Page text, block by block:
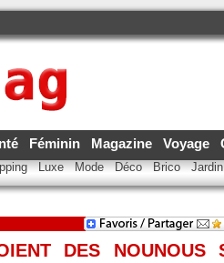
Féminin Magazine Voyage
Luxe Mode Déco Brico
DES NOUNOUS